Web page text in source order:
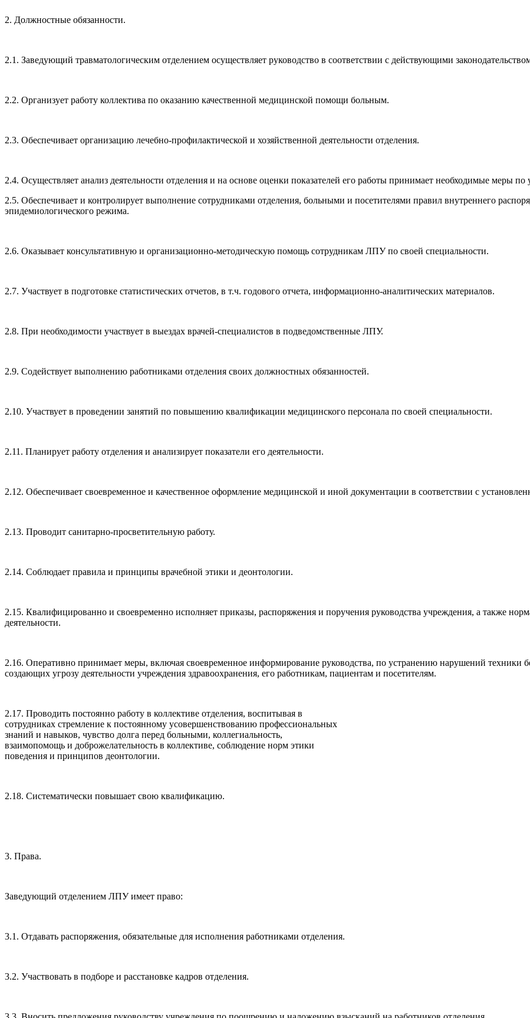
2. Должностные обязанности.
2.1. Заведующий травматологическим отделением осуществляет руководство в соответствии с действующими
2.2. Организует работу коллектива по оказанию качественной медицинской помощи больным.
2.3. Обеспечивает организацию лечебно-профилактической и хозяйственной деятельности отделения.
2.4. Осуществляет анализ деятельности отделения и на основе оценки показателей его работы принимает необходимые меры
2.5. Обеспечивает и контролирует выполнение сотрудниками отделения, больными и посетителями правил внутреннего
эпидемиологического режима.
2.6. Оказывает консультативную и организационно-методическую помощь сотрудникам ЛПУ по своей специальности.
2.7. Участвует в подготовке статистических отчетов, в т.ч. годового отчета, информационно-аналитических материалов.
2.8. При необходимости участвует в выездах врачей-специалистов в подведомственные ЛПУ.
2.9. Содействует выполнению работниками отделения своих должностных обязанностей.
2.10. Участвует в проведении занятий по повышению квалификации медицинского персонала по своей специальности.
2.11. Планирует работу отделения и анализирует показатели его деятельности.
2.12. Обеспечивает своевременное и качественное оформление медицинской и иной документации в соответствии с
2.13. Проводит санитарно-просветительную работу.
2.14. Соблюдает правила и принципы врачебной этики и деонтологии.
2.15. Квалифицированно и своевременно исполняет приказы, распоряжения и поручения руководства учреждения, а также
деятельности.
2.16. Оперативно принимает меры, включая своевременное информирование руководства, по устранению нарушений техники
создающих угрозу деятельности учреждения здравоохранения, его работникам, пациентам и посетителям.
2.17. Проводить постоянно работу в коллективе отделения, воспитывая в
сотрудниках стремление к постоянному усовершенствованию профессиональных
знаний и навыков, чувство долга перед больными, коллегиальность,
взаимопомощь и доброжелательность в коллективе, соблюдение норм этики
поведения и принципов деонтологии.
2.18. Систематически повышает свою квалификацию.
3. Права.
Заведующий отделением ЛПУ имеет право:
3.1. Отдавать распоряжения, обязательные для исполнения работниками отделения.
3.2. Участвовать в подборе и расстановке кадров отделения.